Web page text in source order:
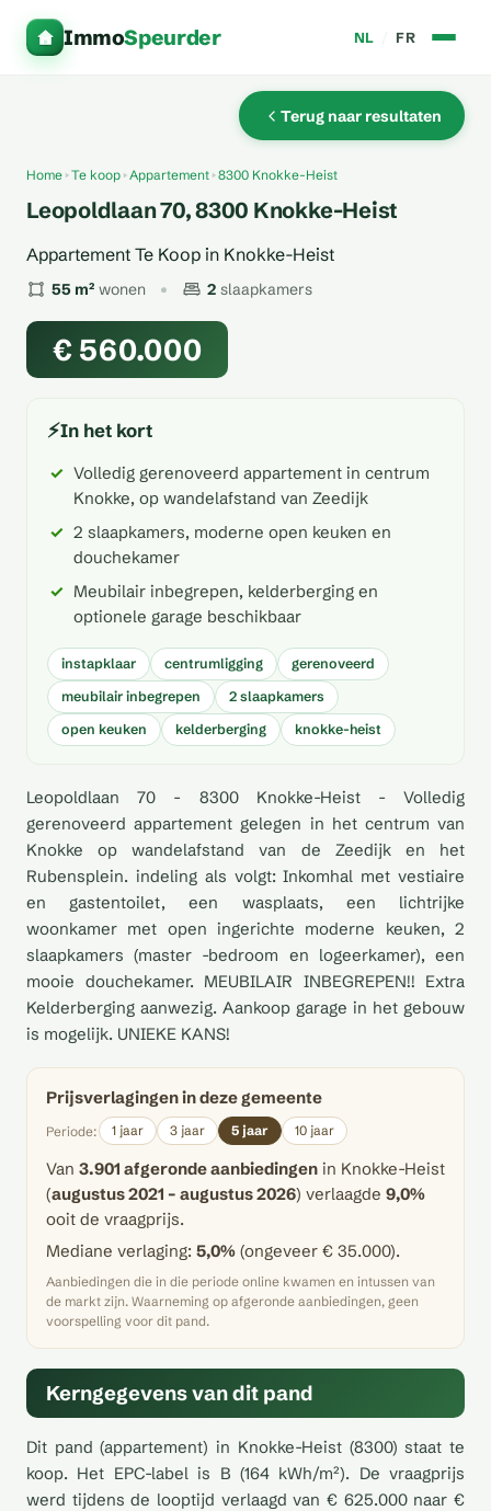
ImmoSpeurder NL FR
Terug naar resultaten
Home Te koop Appartement 8300 Knokke-Heist
Leopoldlaan 70, 8300 Knokke-Heist
Appartement Te Koop in Knokke-Heist
55 m² wonen 2 slaapkamers
€ 560.000
⚡In het kort
Volledig gerenoveerd appartement in centrum
Knokke, op wandelafstand van Zeedijk
2 slaapkamers, moderne open keuken en
douchekamer
Meubilair inbegrepen, kelderberging en
optionele garage beschikbaar
instapklaar centrumligging
gerenoveerd
meubilair inbegrepen
2 slaapkamers
open keuken
kelderberging knokke-heist
Leopoldlaan 70 - 8300 Knokke-Heist - Volledig
gerenoveerd appartement gelegen in het centrum van
Knokke op wandelafstand van de Zeedijk en het
Rubensplein. indeling als volgt: Inkomhal met vestiaire
en gastentoilet, een wasplaats, een lichtrijke
woonkamer met open ingerichte moderne keuken, 2
slaapkamers (master -bedroom en logeerkamer), een
mooie douchekamer. MEUBILAIR INBEGREPEN!! Extra
Kelderberging aanwezig. Aankoop garage in het gebouw
is mogelijk. UNIEKE KANS!
Prijsverlagingen in deze gemeente
Periode: 1 jaar 3 jaar 5 jaar 10 jaar
Van 3.901 afgeronde aanbiedingen in Knokke-Heist
(augustus 2021 – augustus 2026) verlaagde 9,0%
ooit de vraagprijs.
Mediane verlaging: 5,0% (ongeveer € 35.000).
Aanbiedingen die in die periode online kwamen en intussen van
de markt zijn. Waarneming op afgeronde aanbiedingen, geen
voorspelling voor dit pand.
Kerngegevens van dit pand
Dit pand (appartement) in Knokke-Heist (8300) staat te
koop. Het EPC-label is B (164 kWh/m²). De vraagprijs
werd tijdens de looptijd verlaagd van € 625.000 naar €